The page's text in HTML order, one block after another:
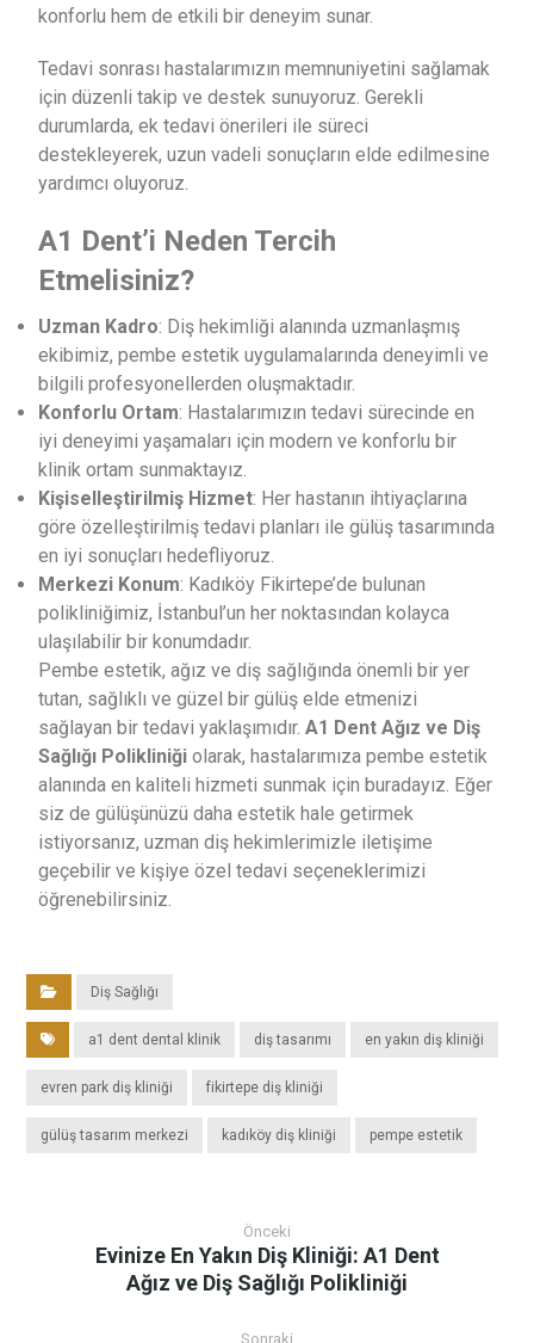
konforlu hem de etkili bir deneyim sunar.
Tedavi sonrası hastalarımızın memnuniyetini sağlamak
için düzenli takip ve destek sunuyoruz. Gerekli
durumlarda, ek tedavi önerileri ile süreci
destekleyerek, uzun vadeli sonuçların elde edilmesine
yardımcı oluyoruz.
A1 Dent’i Neden Tercih
Etmelisiniz?
Uzman Kadro: Diş hekimliği alanında uzmanlaşmış
ekibimiz, pembe estetik uygulamalarında deneyimli ve
bilgili profesyonellerden oluşmaktadır.
Konforlu Ortam: Hastalarımızın tedavi sürecinde en
iyi deneyimi yaşamaları için modern ve konforlu bir
klinik ortam sunmaktayız.
Kişiselleştirilmiş Hizmet: Her hastanın ihtiyaçlarına
göre özelleştirilmiş tedavi planları ile gülüş tasarımında
en iyi sonuçları hedefliyoruz.
Merkezi Konum: Kadıköy Fikirtepe’de bulunan
polikliniğimiz, İstanbul’un her noktasından kolayca
ulaşılabilir bir konumdadır.
Pembe estetik, ağız ve diş sağlığında önemli bir yer
tutan, sağlıklı ve güzel bir gülüş elde etmenizi
sağlayan bir tedavi yaklaşımıdır.A1 Dent Ağız ve Diş
Sağlığı Polikliniği olarak, hastalarımıza pembe estetik
alanında en kaliteli hizmeti sunmak için buradayız. Eğer
siz de gülüşünüzü daha estetik hale getirmek
istiyorsanız, uzman diş hekimlerimizle iletişime
geçebilir ve kişiye özel tedavi seçeneklerimizi
öğrenebilirsiniz.
Diş Sağlığı
a1 dent dental klinik diş tasarımı en yakın diş kliniği
evren park diş kliniği fikirtepe diş kliniği
gülüş tasarım merkezi kadıköy diş kliniği pempe estetik
Önceki
Evinize En Yakın Diş Kliniği: A1 Dent
Ağız ve Diş Sağlığı Polikliniği
Sonraki